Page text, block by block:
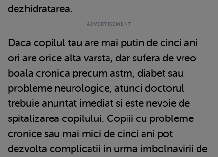
dezhidratarea.
Daca copilul tau are mai putin de cinci ani
ori are orice alta varsta, dar sufera de vreo
boala cronica precum astm, diabet sau
probleme neurologice, atunci doctorul
trebuie anuntat imediat si este nevoie de
spitalizarea copilului. Copiii cu probleme
cronice sau mai mici de cinci ani pot
dezvolta complicatii in urma imbolnavirii de